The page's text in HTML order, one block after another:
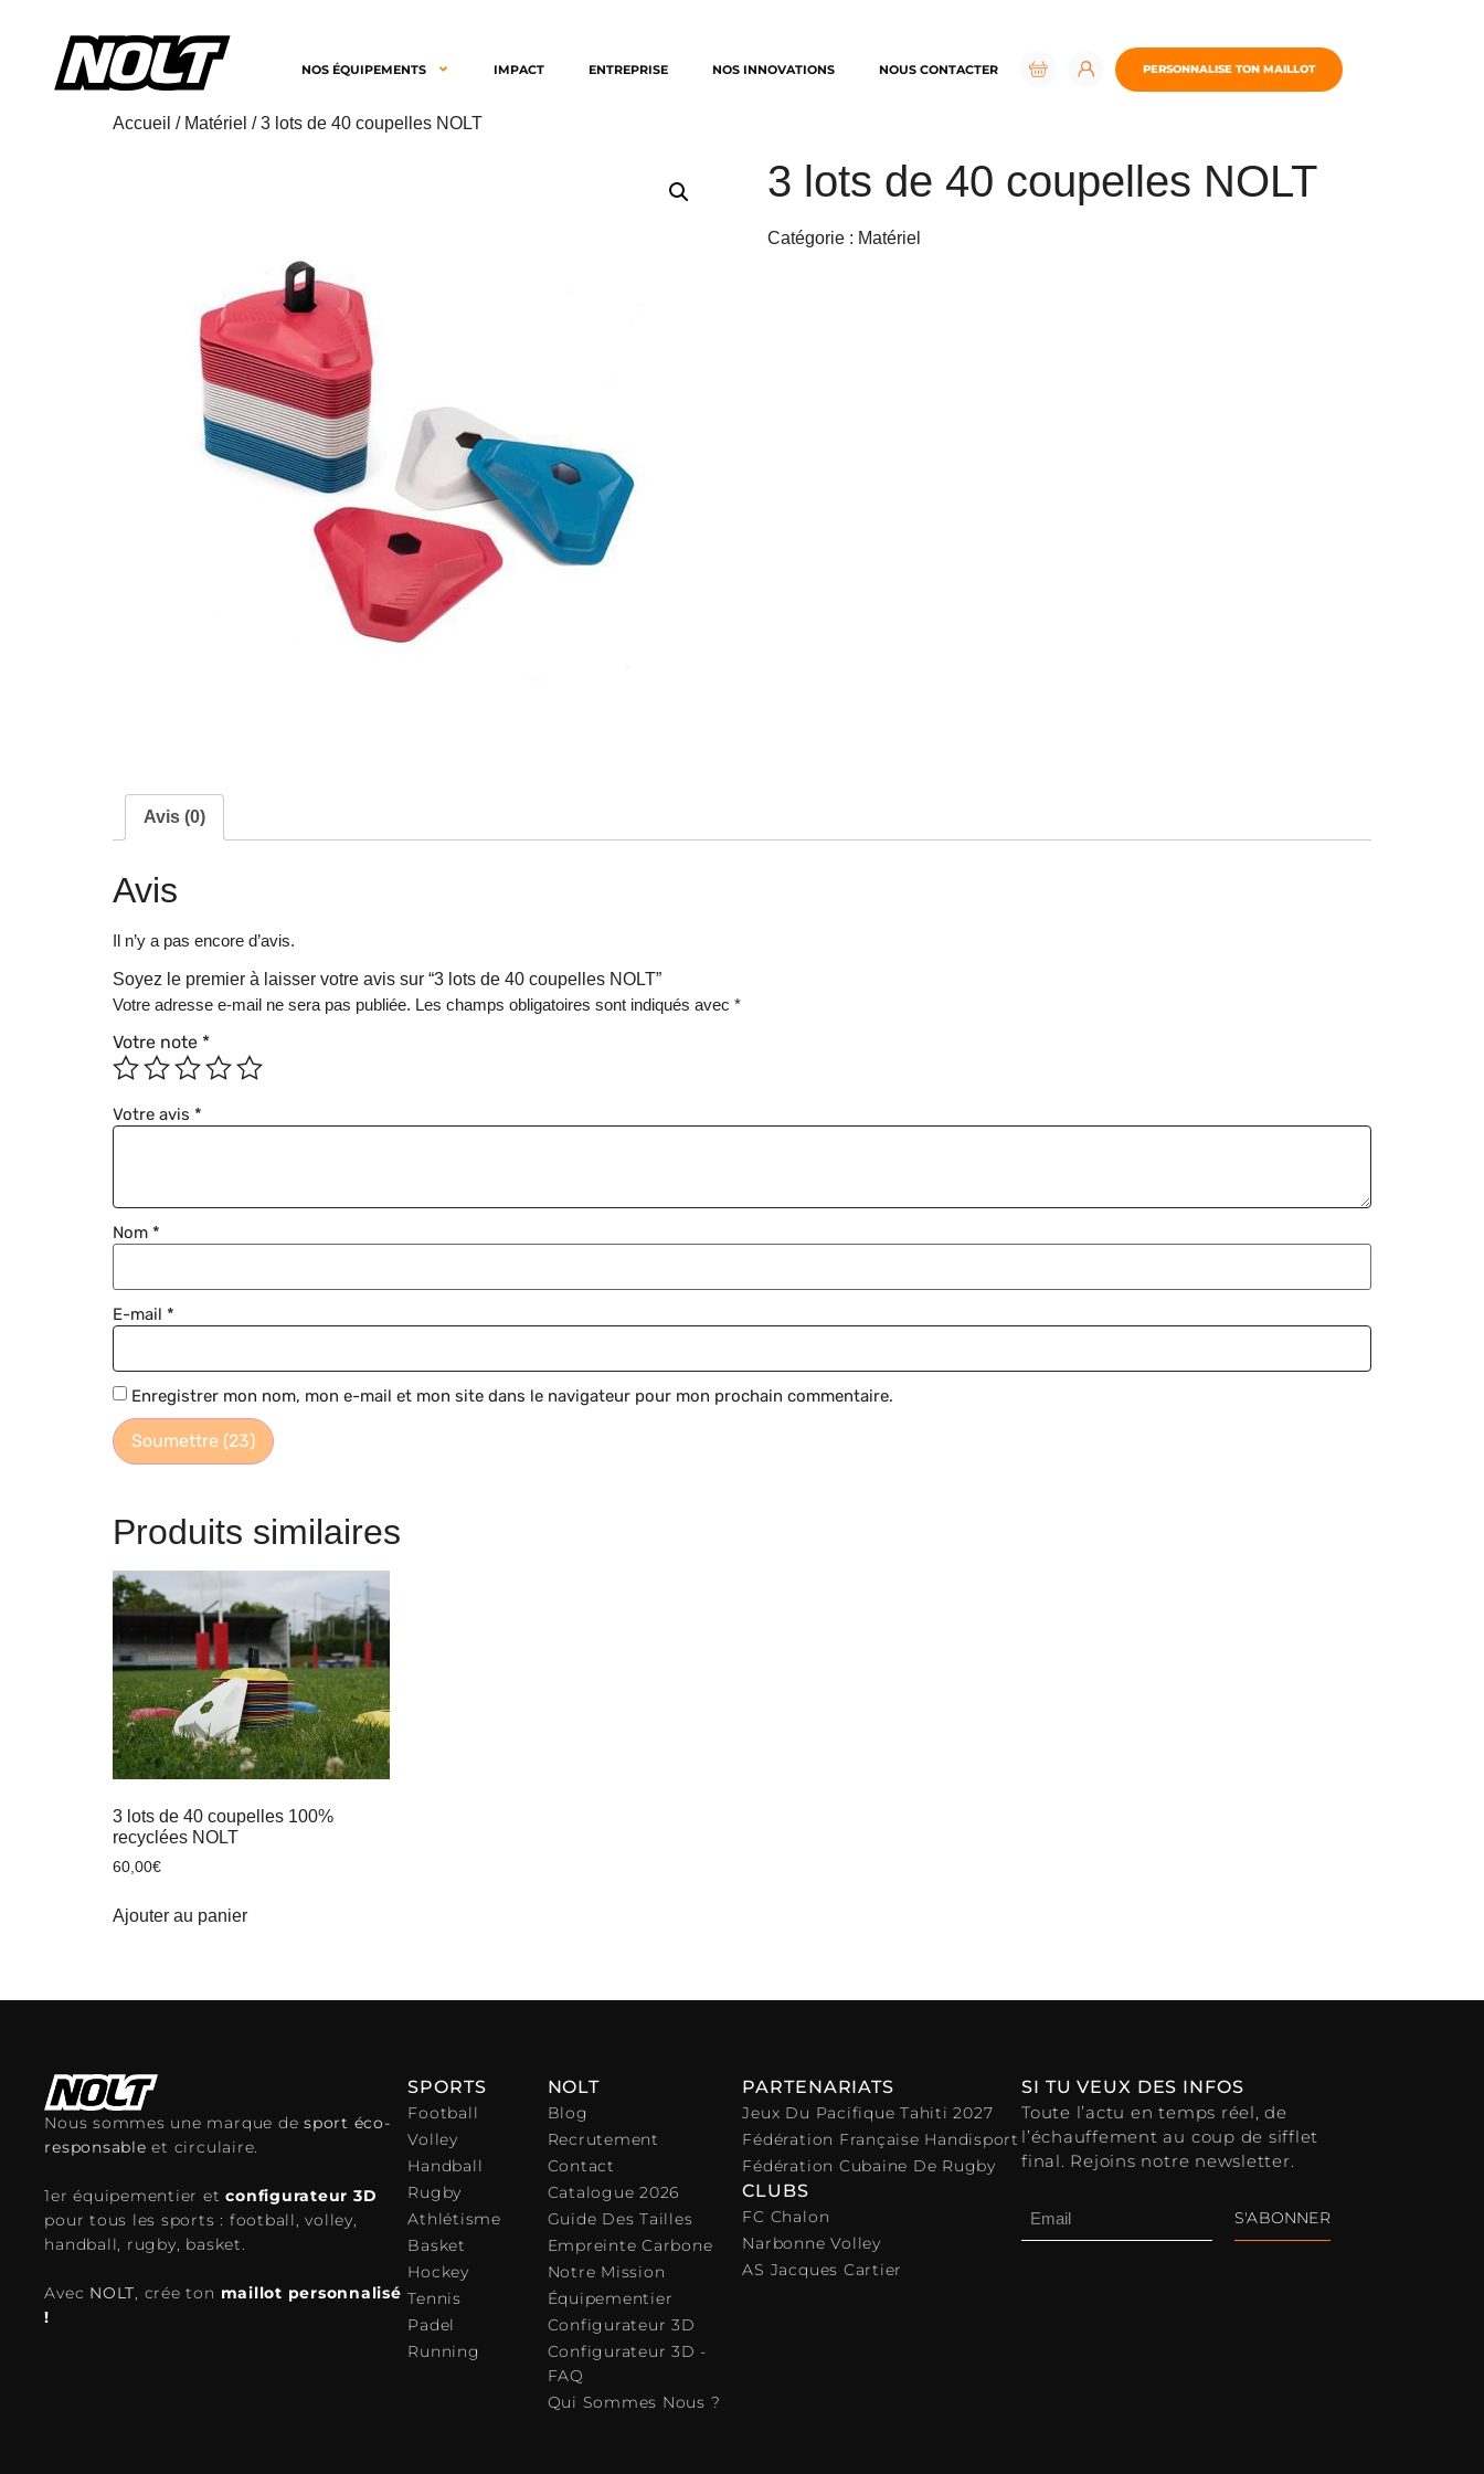
NOS ÉQUIPEMENTS IMPACT ENTREPRISE NOS INNOVATIONS NOUS CONTACTER PERSONNALISE TON MAILLOT
Accueil / Matériel / 3 lots de 40 coupelles NOLT
3 lots de 40 coupelles NOLT
Catégorie : Matériel
Avis (0)
Avis
Il n’y a pas encore d’avis.
Soyez le premier à laisser votre avis sur “3 lots de 40 coupelles NOLT”
Votre adresse e-mail ne sera pas publiée. Les champs obligatoires sont indiqués avec *
Votre note *
Votre avis *
Nom *
E-mail *
Enregistrer mon nom, mon e-mail et mon site dans le navigateur pour mon prochain commentaire.
Produits similaires
3 lots de 40 coupelles 100%
recyclées NOLT
60,00€
Ajouter au panier
Nous sommes une marque desport éco-
responsable et circulaire.
1er équipementier etconfigurateur 3D
pour tous les sports : football, volley,
handball, rugby, basket.
Avec NOLT, crée ton maillot personnalisé
!
SPORTS
Football
Volley
Handball
Rugby
Athlétisme
Basket
Hockey
Tennis
Padel
Running
NOLT
Blog
Recrutement
Contact
Catalogue 2026
Guide Des Tailles
Empreinte Carbone
Notre Mission
Équipementier
Configurateur 3D
Configurateur 3D -
FAQ
Qui Sommes Nous ?
PARTENARIATS
Jeux Du Pacifique Tahiti 2027
Fédération Française Handisport
Fédération Cubaine De Rugby
CLUBS
FC Chalon
Narbonne Volley
AS Jacques Cartier
SI TU VEUX DES INFOS
Toute l’actu en temps réel, de
l’échauffement au coup de sifflet
final. Rejoins notre newsletter.
S'ABONNER